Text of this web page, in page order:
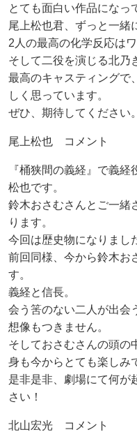
とても面白い作品になっ
尾上松也君、ずっと一緒
2人の最高の化学反応は
そして二役を演じる北乃
最高のキャスティングで
しく思っています。
ぜひ、期待してください。
尾上松也 コメント
『桶狭間の義経』で義
松也です。
鈴木おさむさんとご一緒
ります。
今回は歴史物になりまし
前回同様、今から鈴木お
す。
義経と信長。
会う筈のない二人が出会
想像もつきません。
そしておさむさんの頭の
身も今からとても楽しみ
是非是非、劇場にて何が
さい！
北山宏光 コメント